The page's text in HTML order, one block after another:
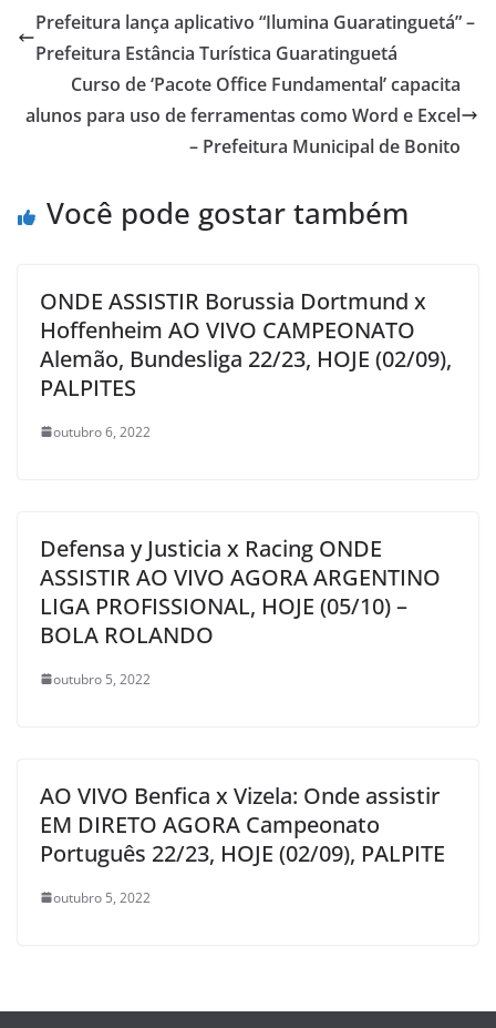
Prefeitura lança aplicativo “Ilumina Guaratinguetá” –
Prefeitura Estância Turística Guaratinguetá
Curso de ‘Pacote Office Fundamental’ capacita
alunos para uso de ferramentas como Word e Excel
– Prefeitura Municipal de Bonito
Você pode gostar também
ONDE ASSISTIR Borussia Dortmund x
Hoffenheim AO VIVO CAMPEONATO
Alemão, Bundesliga 22/23, HOJE (02/09),
PALPITES
outubro 6, 2022
Defensa y Justicia x Racing ONDE
ASSISTIR AO VIVO AGORA ARGENTINO
LIGA PROFISSIONAL, HOJE (05/10) –
BOLA ROLANDO
outubro 5, 2022
AO VIVO Benfica x Vizela: Onde assistir
EM DIRETO AGORA Campeonato
Português 22/23, HOJE (02/09), PALPITE
outubro 5, 2022